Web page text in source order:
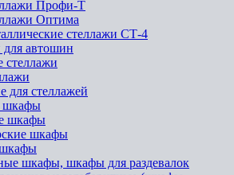
Профи-Т
Оптима
стеллажи СТ-4
автошин
стеллажи
для стеллажей
шкафы
шкафы
шкафы
шкафы, шкафы для раздевалок